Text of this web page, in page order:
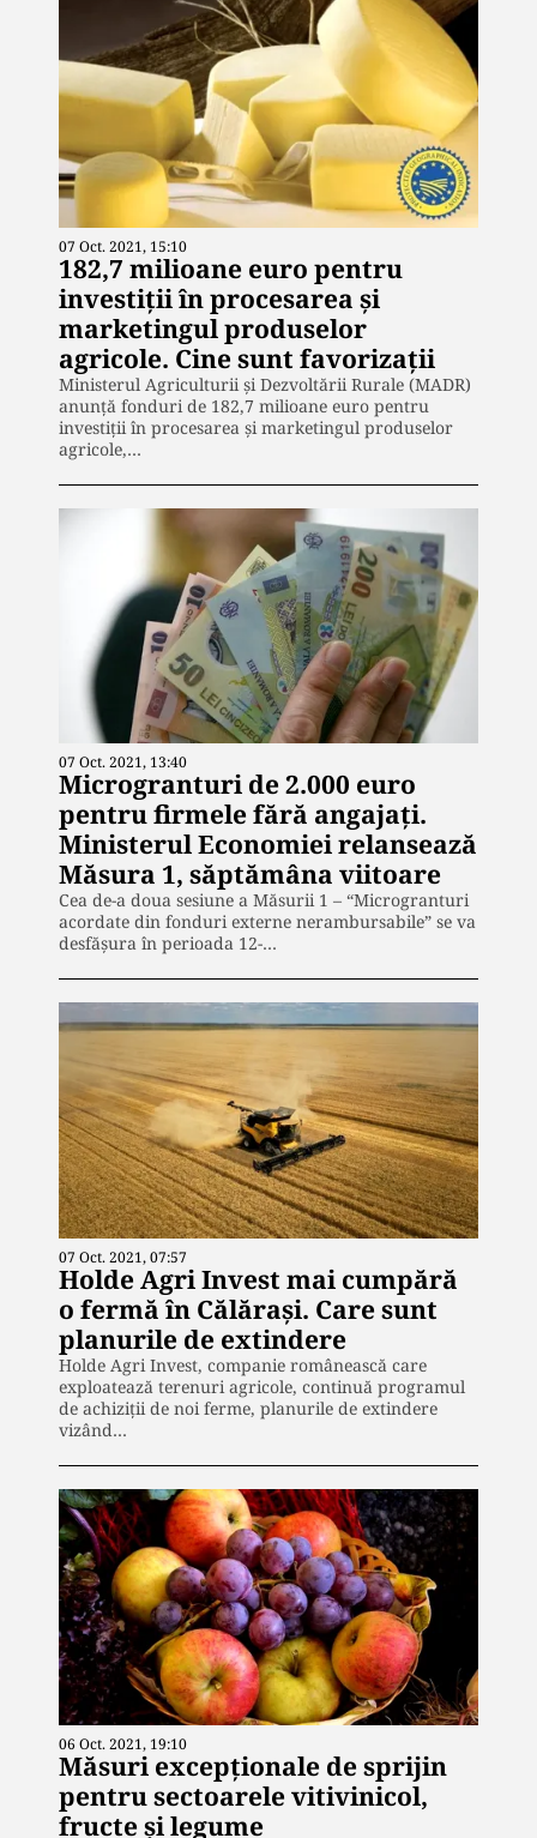
07 Oct. 2021, 15:10
182,7 milioane euro pentru
investiții în procesarea și
marketingul produselor
agricole. Cine sunt favorizații
Ministerul Agriculturii și Dezvoltării Rurale (MADR)
anunță fonduri de 182,7 milioane euro pentru
investiții în procesarea și marketingul produselor
agricole,…
07 Oct. 2021, 13:40
Microgranturi de 2.000 euro
pentru firmele fără angajați.
Ministerul Economiei relansează
Măsura 1, săptămâna viitoare
Cea de-a doua sesiune a Măsurii 1 – “Microgranturi
acordate din fonduri externe nerambursabile” se va
desfășura în perioada 12-…
07 Oct. 2021, 07:57
Holde Agri Invest mai cumpără
o fermă în Călărași. Care sunt
planurile de extindere
Holde Agri Invest, companie românească care
exploatează terenuri agricole, continuă programul
de achiziții de noi ferme, planurile de extindere
vizând…
06 Oct. 2021, 19:10
Măsuri excepţionale de sprijin
pentru sectoarele vitivinicol,
fructe şi legume